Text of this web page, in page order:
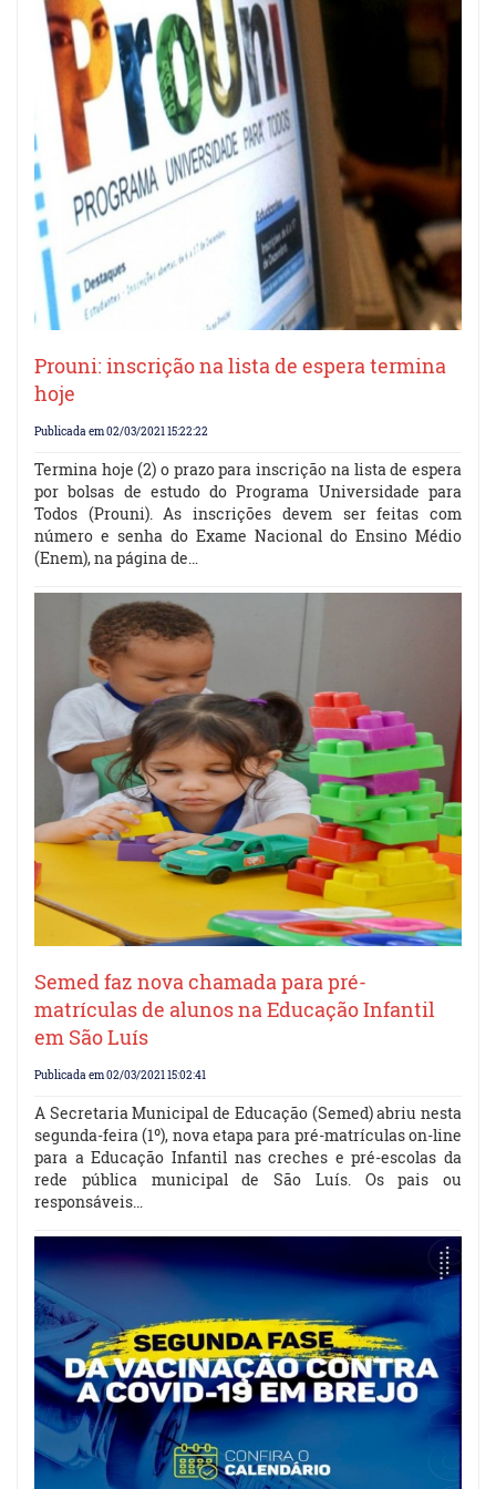
Prouni: inscrição na lista de espera termina
hoje
Publicada em 02/03/2021 15:22:22
Termina hoje (2) o prazo para inscrição na lista de espera
por bolsas de estudo do Programa Universidade para
Todos (Prouni). As inscrições devem ser feitas com
número e senha do Exame Nacional do Ensino Médio
(Enem), na página de…
Semed faz nova chamada para pré-
matrículas de alunos na Educação Infantil
em São Luís
Publicada em 02/03/2021 15:02:41
A Secretaria Municipal de Educação (Semed) abriu nesta
segunda-feira (1º), nova etapa para pré-matrículas on-line
para a Educação Infantil nas creches e pré-escolas da
rede pública municipal de São Luís. Os pais ou
responsáveis…